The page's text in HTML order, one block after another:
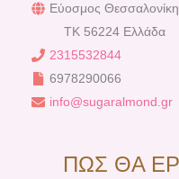
Εύοσμος Θεσσαλονίκη
TK 56224 Ελλάδα
2315532844
6978290066
info@sugaralmond.gr
ΠΩΣ ΘΑ